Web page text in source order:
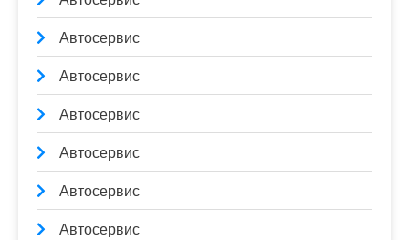
Автосервис
Автосервис
Автосервис
Автосервис
Автосервис
Автосервис